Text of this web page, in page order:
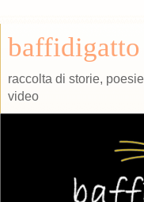
baffidigatto
raccolta di storie,
video